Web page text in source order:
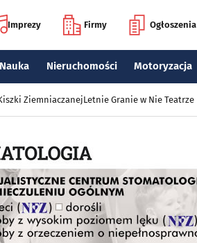
Imprezy Firmy Ogłoszenia
Nauka Nieruchomości Motoryzacja
ZiemniaczanejLetnie Granie w Nie Teatrze